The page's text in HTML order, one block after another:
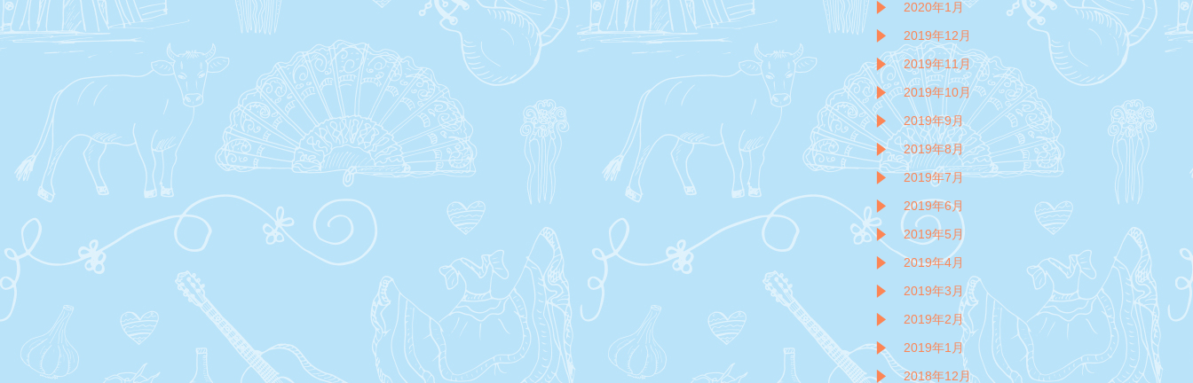
2020年1月
2019年12月
2019年11月
2019年10月
2019年9月
2019年8月
2019年7月
2019年6月
2019年5月
2019年4月
2019年3月
2019年2月
2019年1月
2018年12月